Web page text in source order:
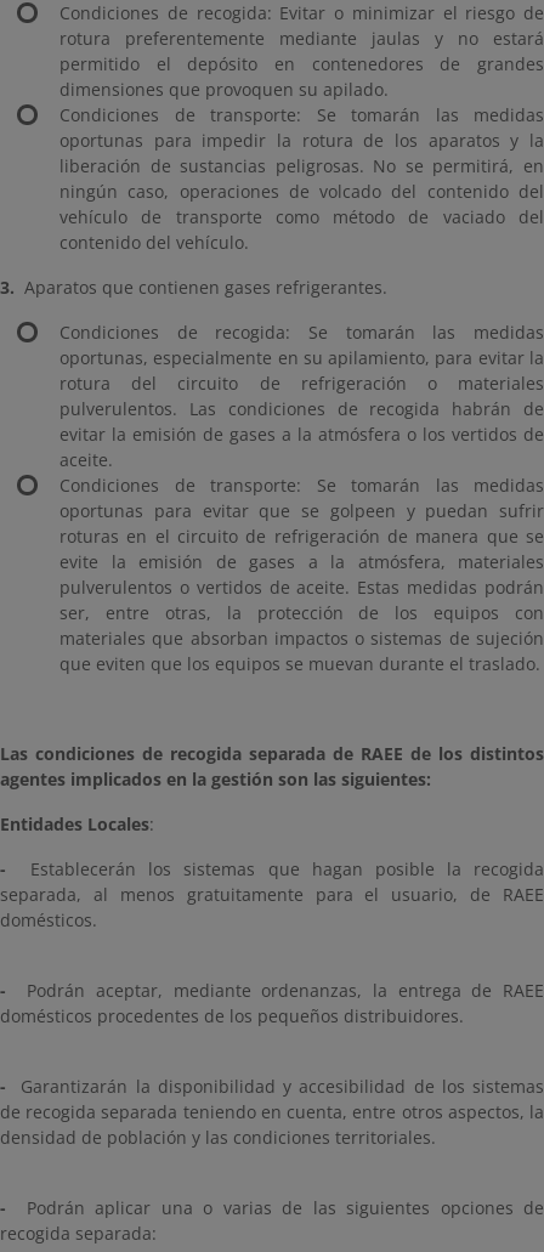
Condiciones de recogida: Evitar o minimizar el riesgo de
rotura preferentemente mediante jaulas y no estará
permitido el depósito en contenedores de grandes
dimensiones que provoquen su apilado.
Condiciones de transporte: Se tomarán las medidas
oportunas para impedir la rotura de los aparatos y la
liberación de sustancias peligrosas. No se permitirá, en
ningún caso, operaciones de volcado del contenido del
vehículo de transporte como método de vaciado del
contenido del vehículo.
3. Aparatos que contienen gases refrigerantes.
Condiciones de recogida: Se tomarán las medidas
oportunas, especialmente en su apilamiento, para evitar la
rotura del circuito de refrigeración o materiales
pulverulentos. Las condiciones de recogida habrán de
evitar la emisión de gases a la atmósfera o los vertidos de
aceite.
Condiciones de transporte: Se tomarán las medidas
oportunas para evitar que se golpeen y puedan sufrir
roturas en el circuito de refrigeración de manera que se
evite la emisión de gases a la atmósfera, materiales
pulverulentos o vertidos de aceite. Estas medidas podrán
ser, entre otras, la protección de los equipos con
materiales que absorban impactos o sistemas de sujeción
que eviten que los equipos se muevan durante el traslado.
Las condiciones de recogida separada de RAEE de los distintos
agentes implicados en la gestión son las siguientes:
Entidades Locales:
- Establecerán los sistemas que hagan posible la recogida
separada, al menos gratuitamente para el usuario, de RAEE
domésticos.
- Podrán aceptar, mediante ordenanzas, la entrega de RAEE
domésticos procedentes de los pequeños distribuidores.
- Garantizarán la disponibilidad y accesibilidad de los sistemas
de recogida separada teniendo en cuenta, entre otros aspectos, la
densidad de población y las condiciones territoriales.
- Podrán aplicar una o varias de las siguientes opciones de
recogida separada: